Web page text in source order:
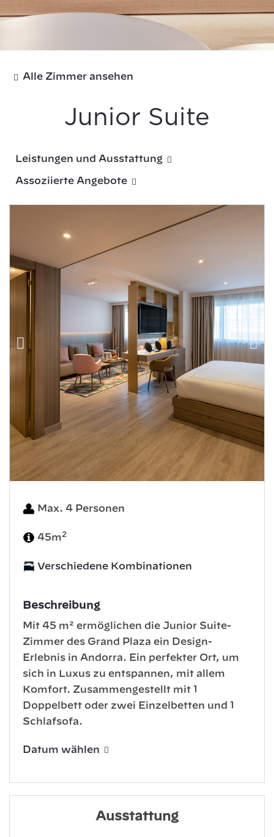
Alle Zimmer ansehen
Junior Suite
Leistungen und Ausstattung
Assoziierte Angebote
Max. 4 Personen
45m2
Verschiedene Kombinationen
Beschreibung
Mit 45 m² ermöglichen die Junior Suite-
Zimmer des Grand Plaza ein Design-
Erlebnis in Andorra. Ein perfekter Ort, um
sich in Luxus zu entspannen, mit allem
Komfort. Zusammengestellt mit 1
Doppelbett oder zwei Einzelbetten und 1
Schlafsofa.
Datum wählen
Ausstattung